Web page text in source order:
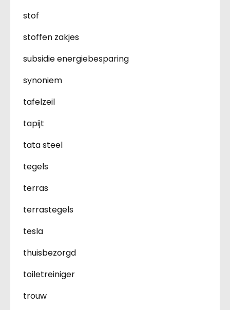
stof
stoffen zakjes
subsidie energiebesparing
synoniem
tafelzeil
tapijt
tata steel
tegels
terras
terrastegels
tesla
thuisbezorgd
toiletreiniger
trouw